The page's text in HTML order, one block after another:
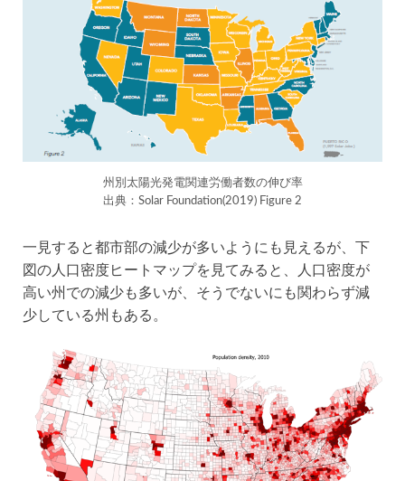
州別太陽光発電関連労働者数の伸び率
出典：Solar Foundation(2019) Figure 2
一見すると都市部の減少が多いようにも見えるが、下
図の人口密度ヒートマップを見てみると、人口密度が
高い州での減少も多いが、そうでないにも関わらず減
少している州もある。